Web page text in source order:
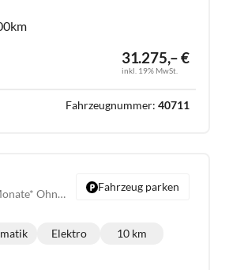
31.275,– €
inkl. 19% MwSt.
Fahrzeugnummer: 40711
Endurance *VORLAUF* 175,-€ monatlich* 36 Monate* Ohne Kilometerbegrenzung*
Elektro 10 km
Fahrzeug parken